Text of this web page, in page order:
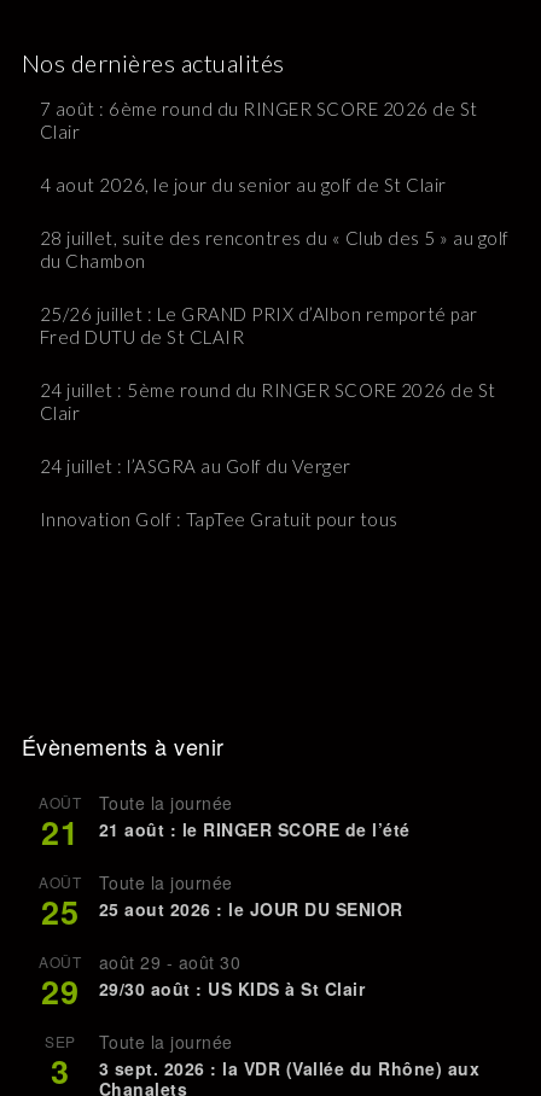
Nos dernières actualités
7 août : 6ème round du RINGER SCORE 2026 de St
Clair
4 aout 2026, le jour du senior au golf de St Clair
28 juillet, suite des rencontres du « Club des 5 » au golf
du Chambon
25/26 juillet : Le GRAND PRIX d’Albon remporté par
Fred DUTU de St CLAIR
24 juillet : 5ème round du RINGER SCORE 2026 de St
Clair
24 juillet : l’ASGRA au Golf du Verger
Innovation Golf : TapTee Gratuit pour tous
Évènements à venir
AOÛT
21
Toute la journée
21 août : le RINGER SCORE de l’été
AOÛT
25
Toute la journée
25 aout 2026 : le JOUR DU SENIOR
AOÛT
29
août 29 - août 30
29/30 août : US KIDS à St Clair
SEP
3
Toute la journée
3 sept. 2026 : la VDR (Vallée du Rhône) aux
Chanalets